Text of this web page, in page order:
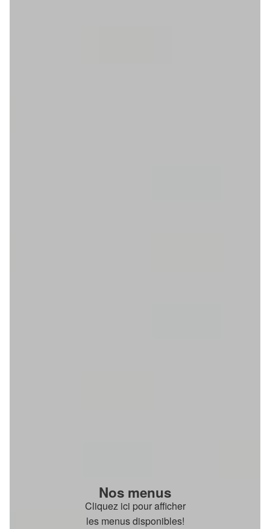
Nos menus
Cliquez ici pour afficher
les menus disponibles!